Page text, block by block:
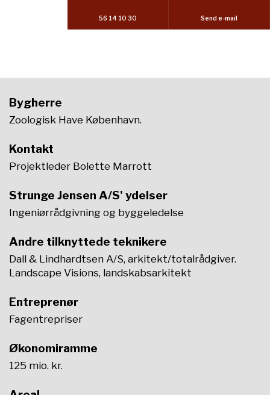
Bygherre
Zoologisk Have København.
Kontakt
Projektleder Bolette Marrott
Strunge Jensen A/S' ydelser
Ingeniørrådgivning og byggeledelse
Andre tilknyttede teknikere
Dall & Lindhardtsen A/S, arkitekt/totalrådgiver.
Landscape Visions, landskabsarkitekt
Entreprenør
Fagentrepriser
Økonomiramme
125 mio. kr.
56 14 10 30 Send e-mail